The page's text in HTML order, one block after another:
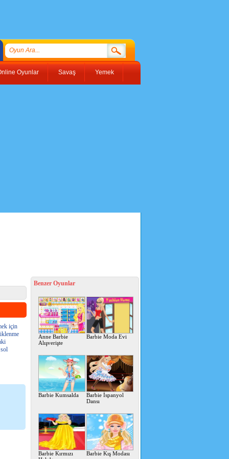
Oyunlar Savaş Yemek
için
Benzer Oyunlar
Anne Barbie
Alışverişte
Barbie Moda Evi
Barbie Kumsalda
Barbie İspanyol
Dansı
Barbie Kırmızı
Barbie Kış Modası